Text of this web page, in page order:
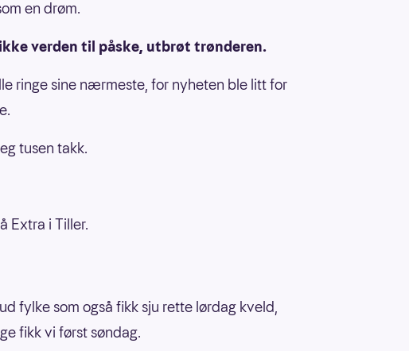
en drøm.
verden til påske, utbrøt trønderen.
ringe sine nærmeste, for nyheten ble litt for
tusen takk.
Extra i Tiller.
fylke som også fikk sju rette lørdag kveld,
fikk vi først søndag.